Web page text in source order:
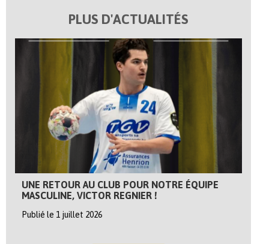
PLUS D'ACTUALITÉS
UNE RETOUR AU CLUB POUR NOTRE ÉQUIPE
MASCULINE, VICTOR REGNIER !
Publié le 1 juillet 2026